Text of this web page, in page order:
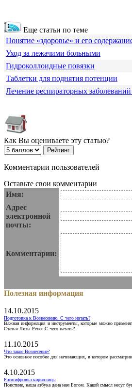
Еще статьи по теме
Понятие «здоровье» и его
Уход за лежачими больными
Гидроколлоидные повязки
Таблетки для поднятия потенции
Лечение респираторных
Как Вы оцениваете эту статью?
Комментарии пользователей
Оставьте свои комментарии
Имя:
Адрес
электронной
почты:
Комментарии:
Полезная информация
14.10.2015
Подготовка к Вознесению. С чего начать?
Важная информация и инструменты, которые можно
Статья Лизы Ренее С чего начать?
11.10.2015
Что такое Вознесение?
Это основное пособие для начинающих, в котором
4.10.2015
Расшифровка кириллицы
Поистине, наша азбука дана нам Богом. Какой смысл несут